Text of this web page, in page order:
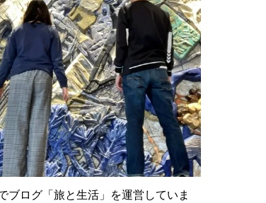
ブログ「旅と生活」を運営していま